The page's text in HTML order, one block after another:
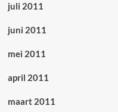
juli 2011
juni 2011
mei 2011
april 2011
maart 2011